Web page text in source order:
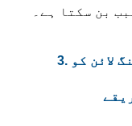
بن سکتا ہے۔
3. سٹینلیس سٹیل کنڈلی سلیٹنگ لائن کو